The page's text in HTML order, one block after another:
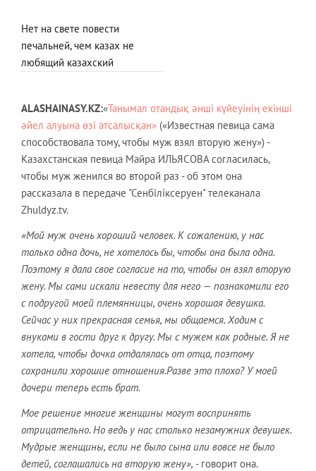
Нет на свете повести
печальней, чем казах не
любящий казахский
ALASHAINASY.KZ:«Танымал отандық әнші күйеуінің екінші
әйел алуына өзі атсалысқан» («Известная певица сама
способствовала тому, чтобы муж взял вторую жену») -
Казахстанская певица Майра ИЛЬЯСОВА согласилась,
чтобы муж женился во второй раз - об этом она
рассказала в передаче "Сенбіліксеруен" телеканала
Zhuldyz.tv.
«Мой муж очень хороший человек. К сожалению, у нас
только одна дочь, не хотелось бы, чтобы она была одна.
Поэтому я дала свое согласие на то, чтобы он взял вторую
жену. Мы сами искали невесту для него — познакомили его
с подругой моей племянницы, очень хорошая девушка.
Сейчас у них прекрасная семья, мы общаемся. Ходим с
внуками в гости друг к другу. Мы с мужем как родные. Я не
хотела, чтобы дочка отдалялась от отца, поэтому
сохранили хорошие отношения.Разве это плохо? У моей
дочери теперь есть брат.
Мое решение многие женщины могут воспринять
отрицательно. Но ведь у нас столько незамужних девушек.
Мудрые женщины, если не было сына или вовсе не было
детей, соглашались на вторую жену», - говорит она.